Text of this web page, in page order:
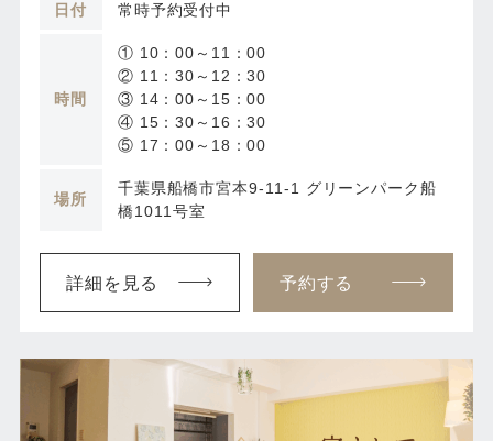
日付 常時予約受付中
時間
① 10：00～11：00
② 11：30～12：30
③ 14：00～15：00
④ 15：30～16：30
⑤ 17：00～18：00
場所
千葉県船橋市宮本9-11-1 グリーンパーク船
橋1011号室
詳細を見る 予約する